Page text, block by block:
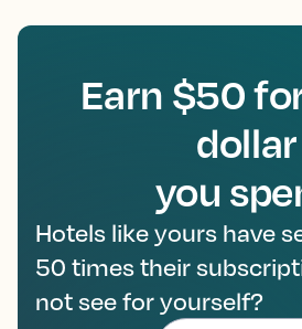
Earn $50
dollar
you
Hotels like yours have
50 times their
not see for yourself?